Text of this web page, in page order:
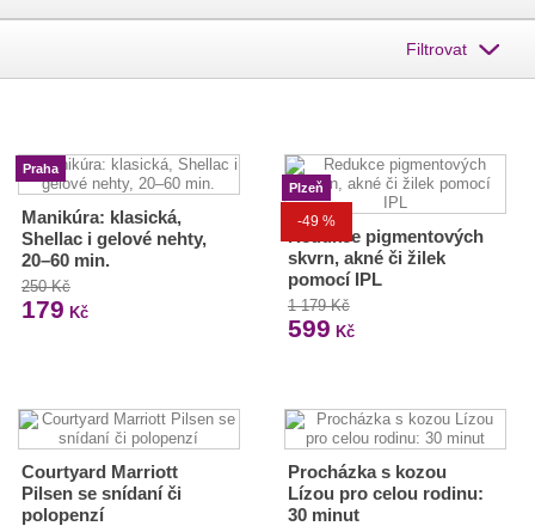
Filtrovat
Praha
Manikúra: klasická,
Shellac i gelové nehty,
20–60 min.
250 Kč
179 Kč
-49 %
Plzeň
Redukce pigmentových
skvrn, akné či žilek
pomocí IPL
1 179 Kč
599 Kč
Courtyard Marriott
Pilsen se snídaní či
polopenzí
Procházka s kozou
Lízou pro celou rodinu:
30 minut